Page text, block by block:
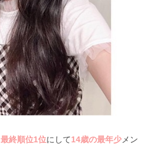
最終順位1位にして14歳の最年少メン